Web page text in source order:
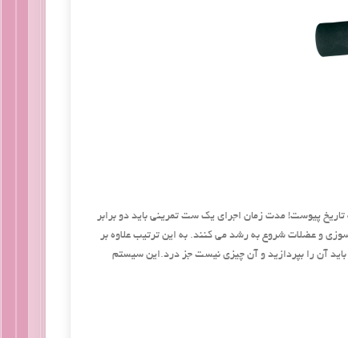
و ست های ۳۰ ثانیه ای با ۲ دقیقه استراحت دیگر به تاریخ پیوست! مدت زمان اجرای یک ست تمرینی باید دو برابر
و عضلات شروع به رشد می کنند. به این ترتیب علاوه بر
آن را بپردازید و آن چیزی نیست جز درد.این سیستم